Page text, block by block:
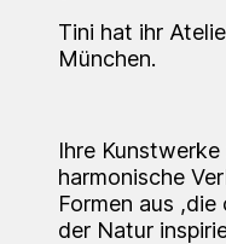
Tini hat ihr
München.
Ihre
harmonische
Formen aus
der Natur